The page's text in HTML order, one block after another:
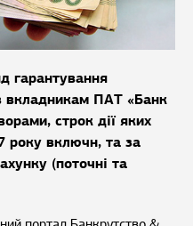
гарантування
вкладникам ПАТ «Банк
строк дії яких
року включн, та за
(поточні та